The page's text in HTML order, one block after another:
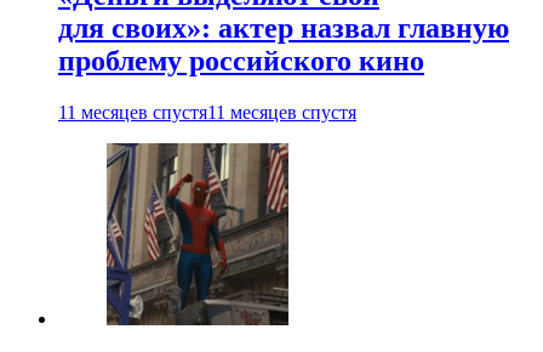
для своих»: актер назвал главную
проблему российского кино
11 месяцев спустя11 месяцев спустя